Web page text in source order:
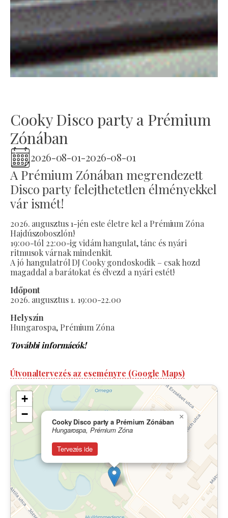
Cooky Disco party a Prémium
Zónában
2026-08-01-2026-08-01
A Prémium Zónában megrendezett
Disco party felejthetetlen élményekkel
vár ismét!
2026. augusztus 1-jén este életre kel a Prémium Zóna
Hajdúszoboszlón!
19:00-tól 22:00-ig vidám hangulat, tánc és nyári
ritmusok várnak mindenkit.
A jó hangulatról DJ Cooky gondoskodik – csak hozd
magaddal a barátokat és élvezd a nyári estét!
Időpont
2026. augusztus 1. 19:00-22.00
Helyszín
Hungarospa, Prémium Zóna
További informácók!
Útvonaltervezés az eseményre (Google Maps)
Cooky Disco party a Prémium Zónában
Hungarospa, Prémium Zóna
Tervezés ide
×
+
−